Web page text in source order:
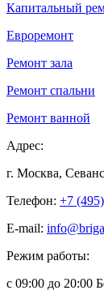
Капитальный
Евроремонт
Ремонт зала
Ремонт спальни
Ремонт ванной
Адрес:
г. Москва,
Телефон: +7
E-mail:
Режим работы:
с 09:00 до 20:00